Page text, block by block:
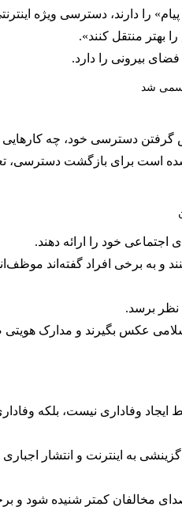
بهتر منتقل کنند».
بیرونی را دارد.
رسمی شد
دسترسی خود، چه کارهایی
شده است برای بازگشت
خود را ارائه دهند.
نظر برسد.
عکس بگیرند و مدارک هویتی
وفاداری نیست، بلکه
به اینترنت و انتشار اجباری
مخالفان کمتر شنیده شود و